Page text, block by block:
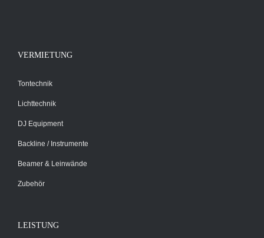
VERMIETUNG
Tontechnik
Lichttechnik
DJ Equipment
Backline / Instrumente
Beamer & Leinwände
Zubehör
LEISTUNG